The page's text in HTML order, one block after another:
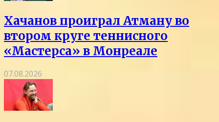
Хачанов проиграл Атману во
втором круге теннисного
«Мастерса» в Монреале
07.08.2026